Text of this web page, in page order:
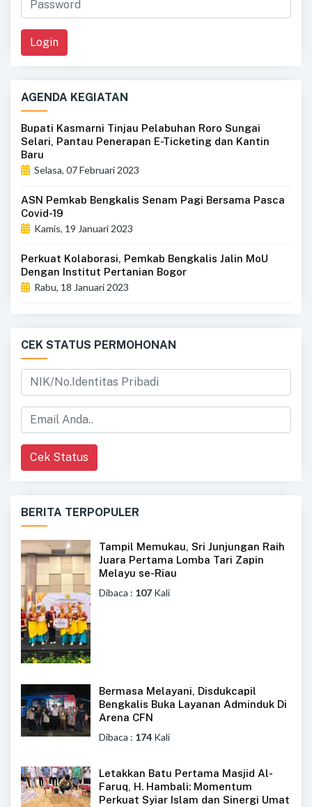
Login
AGENDA KEGIATAN
Bupati Kasmarni Tinjau Pelabuhan Roro Sungai
Selari, Pantau Penerapan E-Ticketing dan Kantin
Baru
Selasa, 07 Februari 2023
ASN Pemkab Bengkalis Senam Pagi Bersama Pasca
Covid-19
Kamis, 19 Januari 2023
Perkuat Kolaborasi, Pemkab Bengkalis Jalin MoU
Dengan Institut Pertanian Bogor
Rabu, 18 Januari 2023
CEK STATUS PERMOHONAN
Cek Status
BERITA TERPOPULER
Tampil Memukau, Sri Junjungan Raih
Juara Pertama Lomba Tari Zapin
Melayu se-Riau
Dibaca : 107 Kali
Bermasa Melayani, Disdukcapil
Bengkalis Buka Layanan Adminduk Di
Arena CFN
Dibaca : 174 Kali
Letakkan Batu Pertama Masjid Al-
Faruq, H. Hambali: Momentum
Perkuat Syiar Islam dan Sinergi Umat